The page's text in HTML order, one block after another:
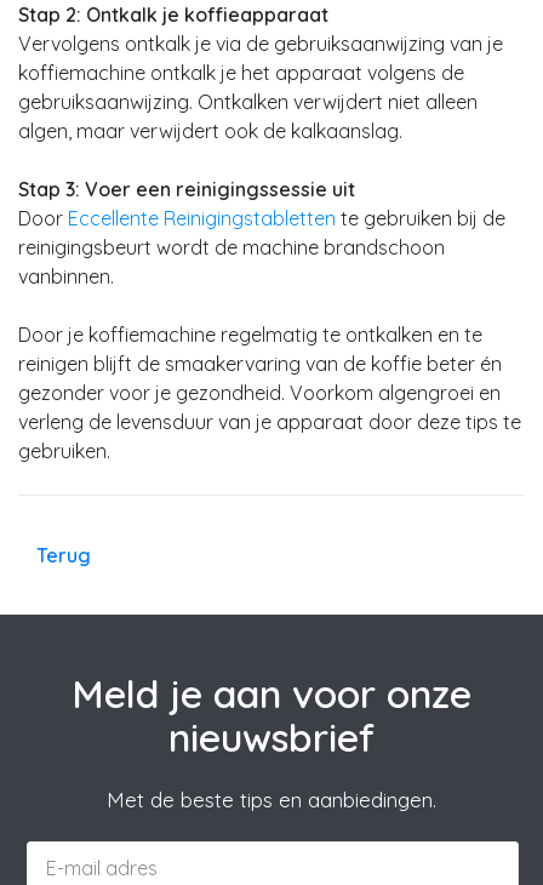
Stap 2: Ontkalk je koffieapparaat
Vervolgens ontkalk je via de gebruiksaanwijzing van je
koffiemachine ontkalk je het apparaat volgens de
gebruiksaanwijzing. Ontkalken verwijdert niet alleen
algen, maar verwijdert ook de kalkaanslag.
Stap 3: Voer een reinigingssessie uit
Door Eccellente Reinigingstabletten te gebruiken bij de
reinigingsbeurt wordt de machine brandschoon
vanbinnen.
Door je koffiemachine regelmatig te ontkalken en te
reinigen blijft de smaakervaring van de koffie beter én
gezonder voor je gezondheid. Voorkom algengroei en
verleng de levensduur van je apparaat door deze tips te
gebruiken.
Terug
Meld je aan voor onze
nieuwsbrief
Met de beste tips en aanbiedingen.